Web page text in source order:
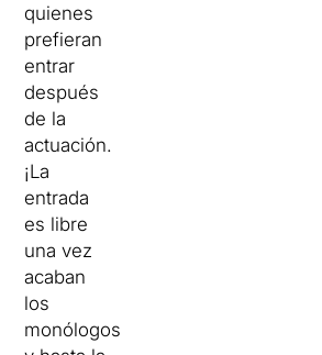
quienes
prefieran
entrar
después
de la
actuación.
¡La
entrada
es libre
una vez
acaban
los
monólogos